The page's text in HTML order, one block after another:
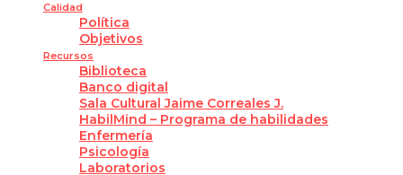
Calidad
Política
Objetivos
Recursos
Biblioteca
Banco digital
Sala Cultural Jaime Correales J.
HabilMind – Programa de habilidades
Enfermería
Psicología
Laboratorios